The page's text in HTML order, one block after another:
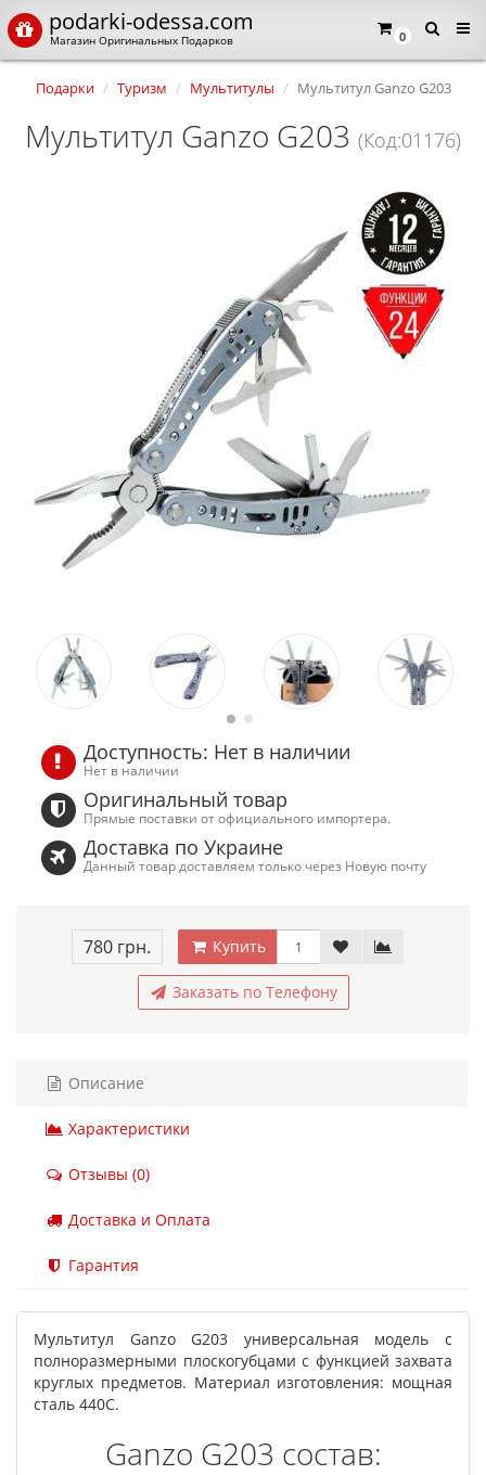
0
podarki-odessa.com
Магазин Оригинальных Подарков
Подарки Туризм Мультитулы Мультитул Ganzo G203
Мультитул Ganzo G203 (Код:01176)
Доступность: Нет в наличии
Нет в наличии
Оригинальный товар
Прямые поставки от официального импортера.
Доставка по Украине
Данный товар доставляем только через Новую почту
780 грн. Купить
Заказать по Телефону
Описание
Характеристики
Отзывы (0)
Доставка и Оплата
Гарантия
Мультитул Ganzo G203 универсальная модель с
полноразмерными плоскогубцами с функцией захвата
круглых предметов. Материал изготовления: мощная
сталь 440С.
Ganzo G203 состав: